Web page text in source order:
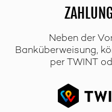
Neben der
Banküberweisung,
per TWINT